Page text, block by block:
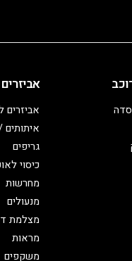
אביזרים
איתותים
גריפים
כיסוי
מחרשות
מנעולים
מצלמת
מראות
משקפים